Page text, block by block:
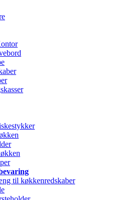
til køkkenredskaber